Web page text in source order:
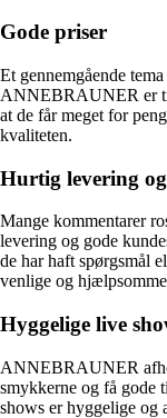
Gode priser
Et gennemgående
ANNEBRAUNER er
at de får meget for
kvaliteten.
Hurtig levering
Mange kommentarer
levering og gode
de har haft spørgsmål
venlige og
Hyggelige live
ANNEBRAUNER
smykkerne og få gode
shows er hyggelige og